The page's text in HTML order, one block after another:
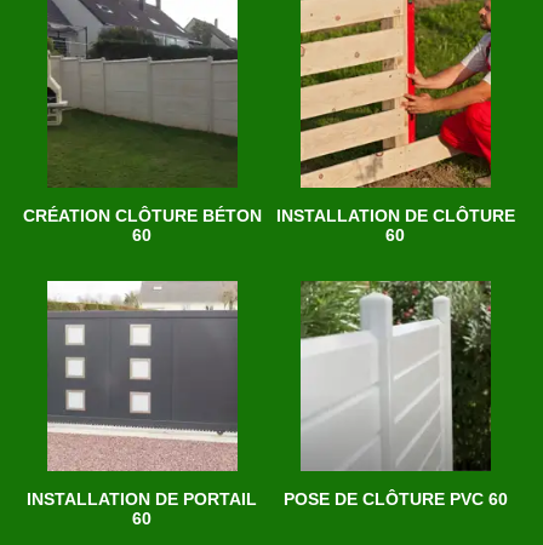
CRÉATION CLÔTURE BÉTON
60
INSTALLATION DE CLÔTURE
60
INSTALLATION DE PORTAIL
60
POSE DE CLÔTURE PVC 60